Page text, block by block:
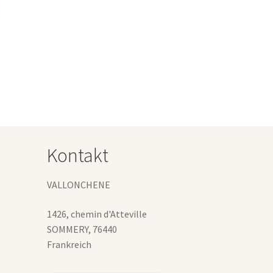
Kontakt
VALLONCHENE
1426, chemin d'Atteville
SOMMERY, 76440
Frankreich